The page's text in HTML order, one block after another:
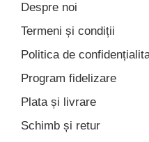
Despre noi
Termeni și condiții
Politica de
Program fidelizare
Plata și livrare
Schimb și retur